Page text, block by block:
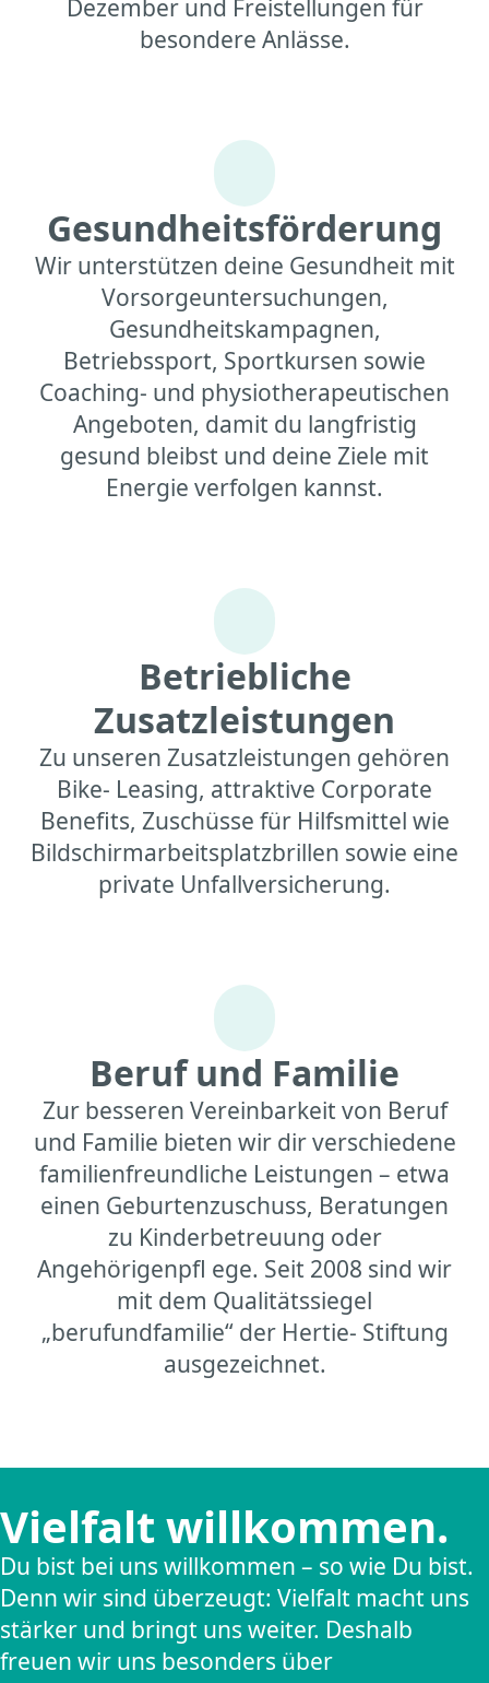
Dezember und Freistellungen für
besondere Anlässe.
Gesundheitsförderung
Wir unterstützen deine Gesundheit mit
Vorsorgeuntersuchungen,
Gesundheitskampagnen,
Betriebssport, Sportkursen sowie
Coaching- und physiotherapeutischen
Angeboten, damit du langfristig
gesund bleibst und deine Ziele mit
Energie verfolgen kannst.
Betriebliche
Zusatzleistungen
Zu unseren Zusatzleistungen gehören
Bike- Leasing, attraktive Corporate
Benefits, Zuschüsse für Hilfsmittel wie
Bildschirmarbeitsplatzbrillen sowie eine
private Unfallversicherung.
Beruf und Familie
Zur besseren Vereinbarkeit von Beruf
und Familie bieten wir dir verschiedene
familienfreundliche Leistungen – etwa
einen Geburtenzuschuss, Beratungen
zu Kinderbetreuung oder
Angehörigenpfl ege. Seit 2008 sind wir
mit dem Qualitätssiegel
„berufundfamilie“ der Hertie- Stiftung
ausgezeichnet.
Vielfalt willkommen.
Du bist bei uns willkommen – so wie Du bist.
Denn wir sind überzeugt: Vielfalt macht uns
stärker und bringt uns weiter. Deshalb
freuen wir uns besonders über